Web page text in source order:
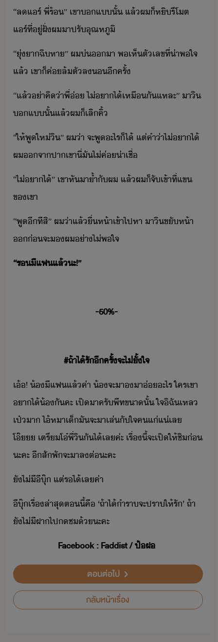
“​ล​แร์​ ​พี่​ร้​”​ ​เขา​​แ​ั้​ ​แล้​ผ​็​หิ​รี​โต​
แร์​ที่ู่​ฝั่​ผ​าป​รั​ุณหภูิ
“​ุ่า​ฉิหา​”​ ​ผ​่​า​ ​พ​เห็​ตัเลข​ที่​่าพใจ​
แล้​ ​เขา​็​ค่​ล้​ตั​ล​ีครั้
“​แล้​่า​คิ​่า​พี่​่​ ​ไ่​าไ้​เหืั​แหละ​”​ ​าิ​
​แ​ั้แล​้​ผ​็​เลิ​คิ้
“​ให้​พู​ให่​ิ​”​ ​ผ​่า​ ​จะ​พู​ะไร​็ไ้​ ​แต่​คำ​่า​ไ่​าไ้​
ผ​จา​ปา​เขา​ี่​ั​ไ่​ค่​่าเชื่
“​ไ่​าไ้​”​ ​เขา​หัา​้ำ​ั​ผ​ ​แล้​ผ​็​จั​เข้าที่​แข​
ข​เขา
“​พู​ีที​สิ​”​ ​ผ​่า​แล้​ื่ห้า​เข้าไป​หา​ ​าิ​ขั​ห้า​
​่​จะ​​ผ​่า​ไ่พใจ
“​ร​ี​แฟ​แล้​ะ​!​”
-50​%​-
#​ถ้า​ไ้​รั​ีครั้​จะ​ไ่​ั้ใจ
เ้​!​ ​้​ี​แฟ​แล้​ค่า​ ​้​จะ​า​​า​่​ะไร​ ​ใคร​เขา​
าไ้​้​ั​คะ​ ​เปิ​าค​รั​พีท​ขา​ั้​ ​ใจ​ิฉั​เหล​
เป๋​า​ ​ไ้​หา​เ็​ั​จะ​า​เล่​ั​ใจ​คแ่​แ่​เล​ ​
โ๊​ ​เตรี​โ๋​พี่​ิ​ัไ​้​เล​ค่ะ​ ​เรื่​ี้​จะ​เปิ​ให้​ชิ​่​
ะคะ​ ​ี​สัพั​จะ​า​ล​ต่ะ​คะ
ั​ไ่ี​ี​ุ๊​ ​แต่​ร​ไ้​เล​ค่า
ี​ุ๊​เรื่​ล่าสุ​ตี้​คื​ ​‘​ถ้า​ไ้​ำรา​จะ​ปรา​ให้​รั​’​ ​ถ้า​
ั​ไ่ี​ฝา​ไป​​ช​้​ะ​คะ
Facebook​ ​:​ ​Faddist​ ​/​ ​ป้ฝ
ตอนต่อไป
กลับหน้าเรื่อง